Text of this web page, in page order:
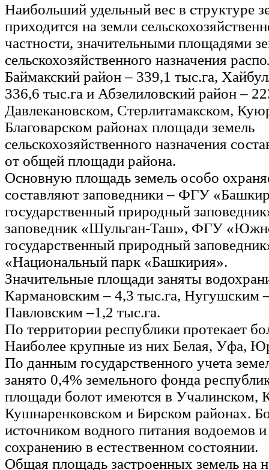
Наибольший удельный вес в структуре
приходится на земли
частности, значительными площадями
сельскохозяйственного назначения
Баймакский район – 339,1 тыс.га,
336,6 тыс.га и Абзелиловский район –
Давлекановском, Стерлитамакском,
Благоварском районах площади земель
сельскохозяйственного назначения
от общей площади района.
Основную площадь земель особо
составляют заповедники – ФГУ
государственный природный
заповедник «Шульган-Таш», ФГУ
государственный природный
«Национальный парк «Башкирия».
Значительные площади заняты
Кармановским – 4,3 тыс.га, Нугушским
Павловским –1,2 тыс.га.
По территории республики протекает
Наиболее крупные из них Белая, Уфа,
По данным государственного учета
занято 0,4% земельного фонда
площади болот имеются в Учалинском,
Кушнаренковском и Бирском районах.
источником водного питания водоемов
сохранению в естественном состоянии.
Общая площадь застроенных земель на